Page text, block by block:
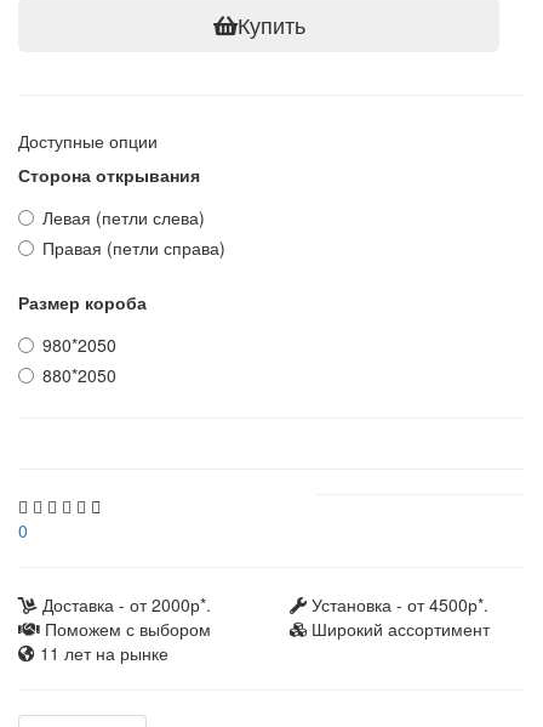
Купить
Доступные опции
Сторона открывания
Левая (петли слева)
Правая (петли справа)
Размер короба
980*2050
880*2050
0
Доставка - от 2000р*.
Установка - от 4500р*.
Поможем с выбором
Широкий ассортимент
11 лет на рынке